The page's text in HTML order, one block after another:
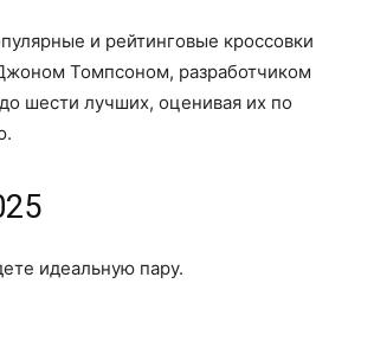
и рейтинговые кроссовки
Томпсоном, разработчиком
шести лучших, оценивая их по
идеальную пару.